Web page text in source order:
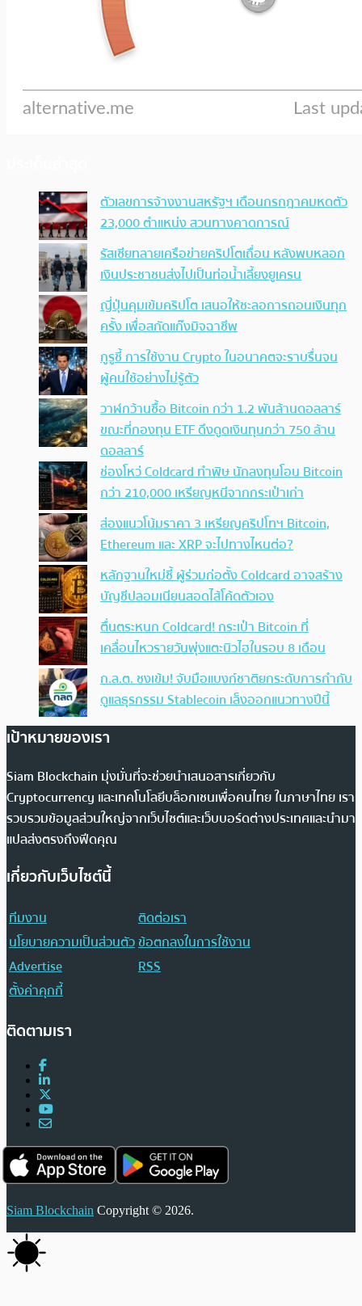
ตัวเลขการจ้างงานสหรัฐฯ เดือนกรกฎาคมหดตัว
23,000 ตำแหน่ง สวนทางคาดการณ์
รัสเซียทลายเครือข่ายคริปโตเถื่อน หลังพบหลอก
เงินประชาชนส่งไปเป็นท่อน้ำเลี้ยงยูเครน
ญี่ปุ่นคุมเข้มคริปโต เสนอให้ชะลอการถอนเงินทุก
ครั้ง เพื่อสกัดแก๊งมิจฉาชีพ
กูรูชี้ การใช้งาน Crypto ในอนาคตจะราบรื่นจน
ผู้คนใช้อย่างไม่รู้ตัว
วาฬกว้านซื้อ Bitcoin กว่า 1.2 พันล้านดอลลาร์
ขณะที่กองทุน ETF ดึงดูดเงินทุนกว่า 750 ล้าน
ดอลลาร์
ช่องโหว่ Coldcard ทำพิษ นักลงทุนโอน Bitcoin
กว่า 210,000 เหรียญหนีจากกระเป๋าเก่า
ส่องแนวโน้มราคา 3 เหรียญคริปโทฯ Bitcoin,
Ethereum และ XRP จะไปทางไหนต่อ?
หลักฐานใหม่ชี้ ผู้ร่วมก่อตั้ง Coldcard อาจสร้าง
บัญชีปลอมเนียนสอดไส้โค้ดตัวเอง
ตื่นตระหนก Coldcard! กระเป๋า Bitcoin ที่
เคลื่อนไหวรายวันพุ่งแตะนิวไฮในรอบ 8 เดือน
ก.ล.ต. ชงเข้ม! จับมือแบงก์ชาติยกระดับการกำกับ
ดูแลธุรกรรม Stablecoin เล็งออกแนวทางปีนี้
เป้าหมายของเรา
Siam Blockchain มุ่งมั่นที่จะช่วยนำเสนอสารเกี่ยวกับ
Cryptocurrency และเทคโนโลยีบล็อกเชนเพื่อคนไทย ในภาษาไทย เรา
รวบรวมข้อมูลส่วนใหญ่จากเว็บไซต์และเว็บบอร์ดต่างประเทศและนำมา
แปลส่งตรงถึงฟีดคุณ
เกี่ยวกับเว็บไซต์นี้
ทีมงาน
ติดต่อเรา
นโยบายความเป็นส่วนตัวข้อตกลงในการใช้งาน
Advertise
RSS
ตั้งค่าคุกกี้
ติดตามเรา
Siam Blockchain Copyright © 2026.